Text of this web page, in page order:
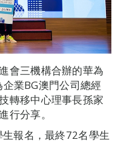
會三機構合辦的華為
業BG澳門公司總經
轉移中心理事長孫家
行分享。
報名，最終72名學生